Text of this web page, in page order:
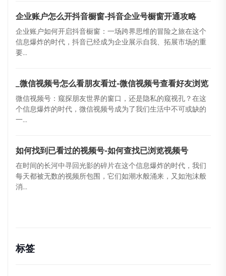
企业账户怎么开抖音橱窗-抖音企业号橱窗开通攻略
企业账户如何开启抖音橱窗：一场跨界思维的冒险之旅在这个
信息爆炸的时代，抖音已经成为企业展示自我、拓展市场的重
要...
_微信视频号怎么看朋友看过-微信视频号查看好友浏览
微信视频号：窥探朋友世界的窗口，还是隐私的窥视孔？在这
个信息爆炸的时代，微信视频号成为了我们生活中不可或缺的
一...
如何找到已看过的视频号-如何查找已浏览视频号
在时间的长河中寻回光影的碎片在这个信息爆炸的时代，我们
每天都被无数的视频所包围，它们如潮水般涌来，又如泡沫般
消...
标签